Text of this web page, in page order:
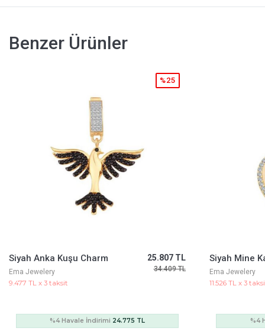
Benzer Ürünler
Ema Jewelery
11.526 TL x 3 taksit
31.387 TL
41.849 TL
%25
%4 Havale İndirimi 30.132 TL
Ema Jewelery
12.807 TL x 3
%4